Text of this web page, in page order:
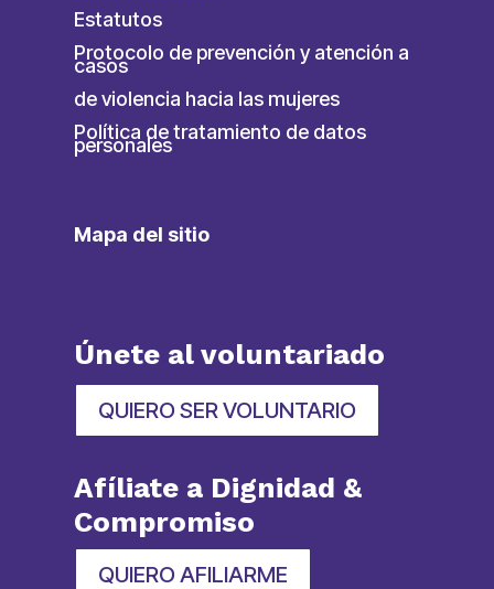
Estatutos
Protocolo de prevención y atención a
casos
de violencia hacia las mujeres
Política de tratamiento de datos
personales
Mapa del sitio
Únete al voluntariado
QUIERO SER VOLUNTARIO
Afíliate a Dignidad &
Compromiso
QUIERO AFILIARME